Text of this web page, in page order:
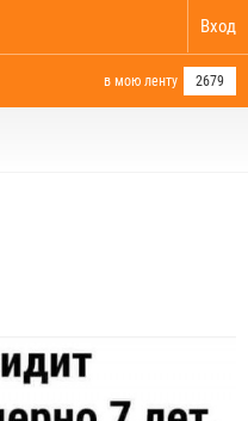
Вход
в мою ленту 2679